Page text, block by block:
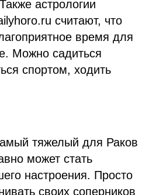
астрологии
считают, что
время для
Можно садиться
спортом, ходить
тяжелый для Раков
может стать
настроения. Просто
своих соперников